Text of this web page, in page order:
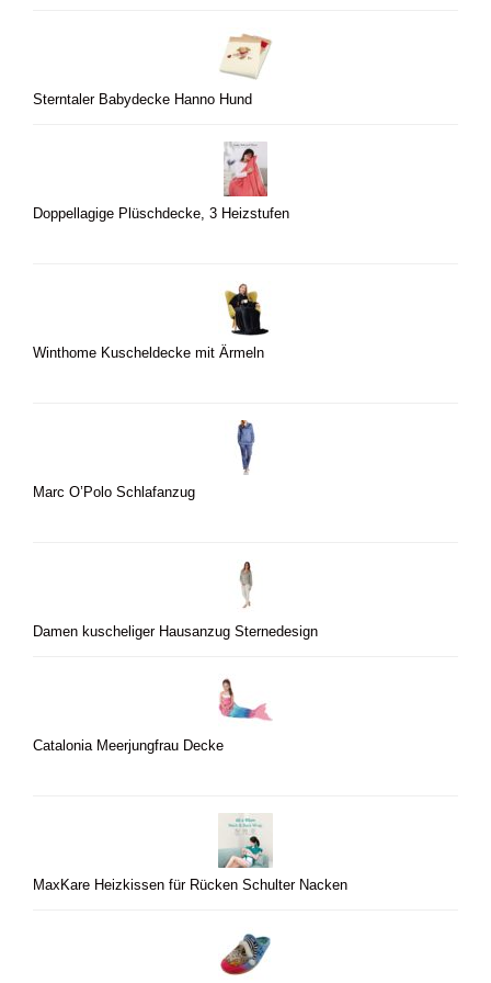
Sterntaler Babydecke Hanno Hund
Doppellagige Plüschdecke, 3 Heizstufen
Winthome Kuscheldecke mit Ärmeln
Marc O’Polo Schlafanzug
Damen kuscheliger Hausanzug Sternedesign
Catalonia Meerjungfrau Decke
MaxKare Heizkissen für Rücken Schulter Nacken